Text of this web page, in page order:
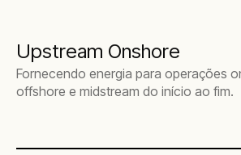
Upstream Onshore
Fornecendo energia para operações
offshore e midstream do início ao fim.